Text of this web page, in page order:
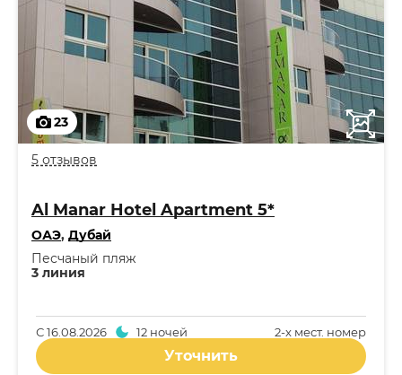
23
5 отзывов
Al Manar Hotel Apartment 5*
ОАЭ, Дубай
3 линия
Песчаный пляж
2-x мест. номер
С16.08.2026 12 ночей
Уточнить